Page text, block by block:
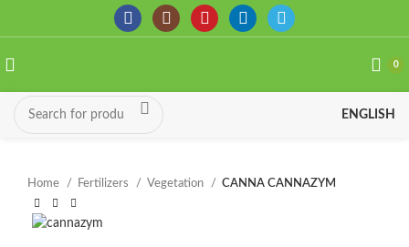
0
ENGLISH
Home Fertilizers Vegetation CANNA CANNAZYM